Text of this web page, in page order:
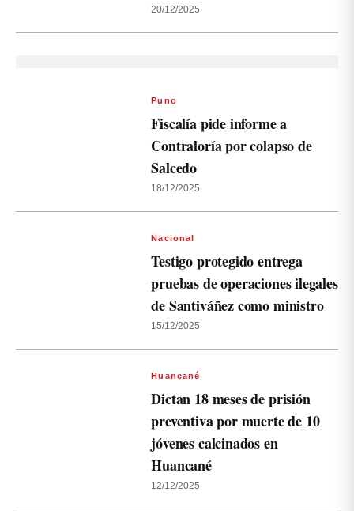
20/12/2025
Puno
Fiscalía pide informe a
Contraloría por colapso de
Salcedo
18/12/2025
Nacional
Testigo protegido entrega
pruebas de operaciones ilegales
de Santiváñez como ministro
15/12/2025
Huancané
Dictan 18 meses de prisión
preventiva por muerte de 10
jóvenes calcinados en
Huancané
12/12/2025